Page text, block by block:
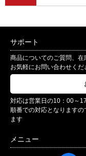
サポート
商品についてのご質問、在
お気軽にお問い合わせくだ
対応は営業日の10：00～
順番での対応となります
ます